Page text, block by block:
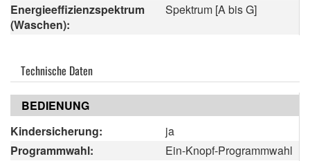
Energieeffizienzspektrum
(Waschen):
Spektrum [A bis G]
Technische Daten
BEDIENUNG
Kindersicherung:
ja
Programmwahl:
Ein-Knopf-Programmwahl